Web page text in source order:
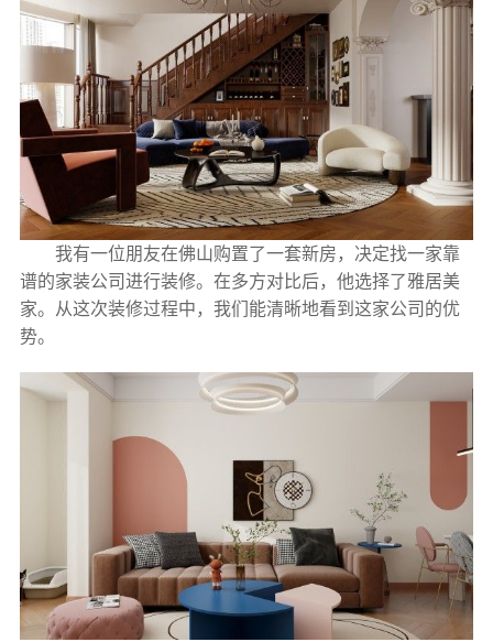
我有一位朋友在佛山购置了一套新房，决定找一家靠
谱的家装公司进行装修。在多方对比后，他选择了雅居美
家。从这次装修过程中，我们能清晰地看到这家公司的优
势。